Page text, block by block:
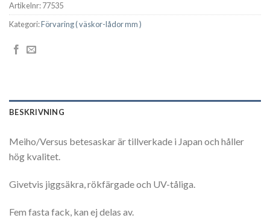
Artikelnr:77535
Kategori:Förvaring ( väskor-lådor mm )
BESKRIVNING
Meiho/Versus betesaskar är tillverkade i Japan och håller
hög kvalitet.
Givetvis jiggsäkra, rökfärgade och UV-tåliga.
Fem fasta fack, kan ej delas av.